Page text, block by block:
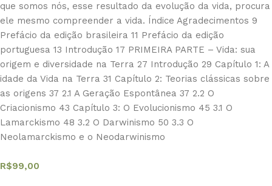
que somos nós, esse resultado da evolução da vida, procura
ele mesmo compreender a vida. Índice Agradecimentos 9
Prefácio da edição brasileira 11 Prefácio da edição
portuguesa 13 Introdução 17 PRIMEIRA PARTE – Vida: sua
origem e diversidade na Terra 27 Introdução 29 Capítulo 1: A
idade da Vida na Terra 31 Capítulo 2: Teorias clássicas sobre
as origens 37 2.1 A Geração Espontânea 37 2.2 O
Criacionismo 43 Capítulo 3: O Evolucionismo 45 3.1 O
Lamarckismo 48 3.2 O Darwinismo 50 3.3 O
Neolamarckismo e o Neodarwinismo
R$99,00